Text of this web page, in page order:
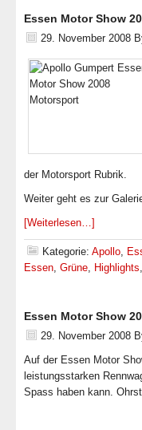
Essen Motor Show
29. November 2008
der Motorsport Rubrik.
Weiter geht es zur
[Weiterlesen…]
Kategorie: Apollo,
Essen, Grüne, Highlights,
Essen Motor Show
29. November 2008
Auf der Essen Motor
leistungsstarken
Spass haben kann.